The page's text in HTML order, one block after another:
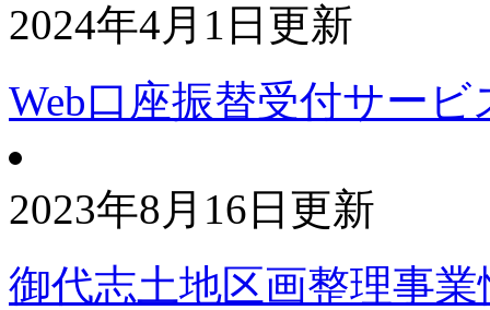
2024年4月1日更新
Web口座振替受付サービ
2023年8月16日更新
御代志土地区画整理事